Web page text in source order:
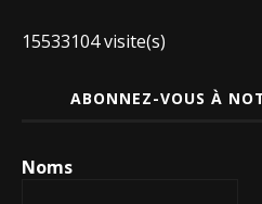
15533104 visite(s)
ABONNEZ-VOUS À
Noms